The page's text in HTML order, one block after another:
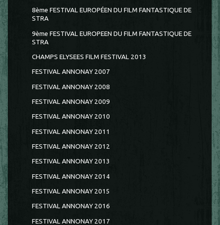
8ème FESTIVAL EUROPÉEN DU FILM FANTASTIQUE DE
STRA
9ème FESTIVAL EUROPEEN DU FILM FANTASTIQUE DE
STRA
CHAMPS ELYSEES FILM FESTIVAL 2013
FESTIVAL ANNONAY 2007
FESTIVAL ANNONAY 2008
FESTIVAL ANNONAY 2009
FESTIVAL ANNONAY 2010
FESTIVAL ANNONAY 2011
FESTIVAL ANNONAY 2012
FESTIVAL ANNONAY 2013
FESTIVAL ANNONAY 2014
FESTIVAL ANNONAY 2015
FESTIVAL ANNONAY 2016
FESTIVAL ANNONAY 2017